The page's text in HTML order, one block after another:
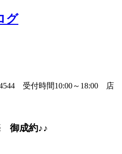
御成約♪♪